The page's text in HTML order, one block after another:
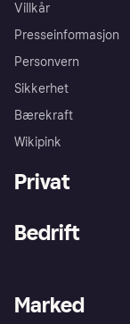
Villkår
Presseinformasjon
Personvern
Sikkerhet
Bærekraft
Wikipink
Privat
Utforsk butikker
Bedrift
Merchant portal
Marked